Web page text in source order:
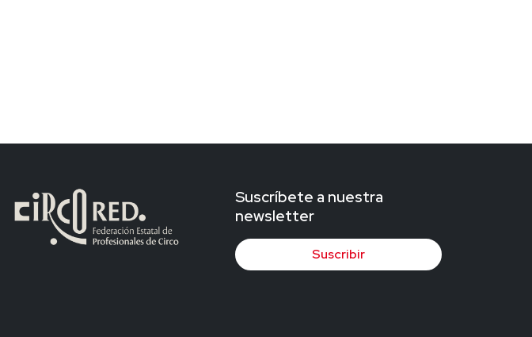
Suscríbete a nuestra
newsletter
Suscribir